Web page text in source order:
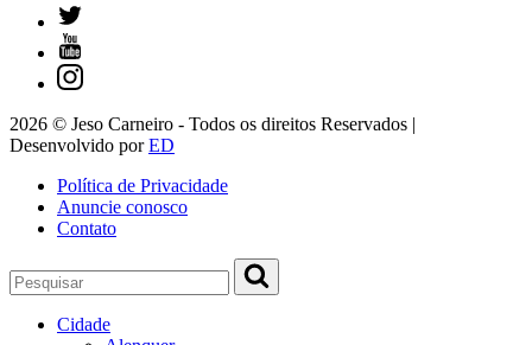
2026 © Jeso Carneiro - Todos os direitos Reservados |
Desenvolvido porED
Política de Privacidade
Anuncie conosco
Contato
Cidade